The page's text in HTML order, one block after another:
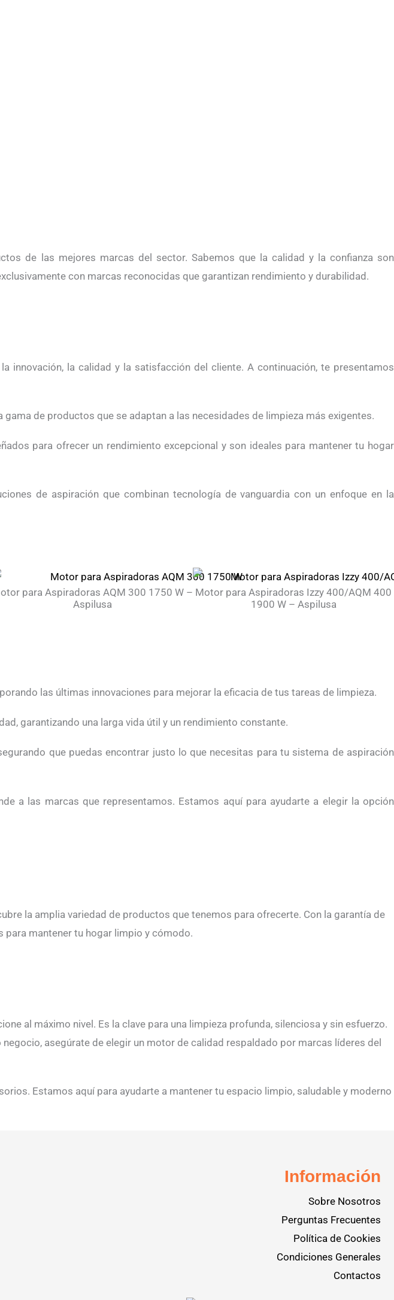
de las mejores marcas del sector. Sabemos que la calidad y la confianza son
con marcas reconocidas que garantizan rendimiento y durabilidad.
la calidad y la satisfacción del cliente. A continuación, te presentamos
de productos que se adaptan a las necesidades de limpieza más exigentes.
para ofrecer un rendimiento excepcional y son ideales para mantener tu hogar
de aspiración que combinan tecnología de vanguardia con un enfoque en la
para Aspiradoras AQM 300 1750 W –
Aspilusa
Motor para Aspiradoras Izzy 400/AQM 400
1900 W – Aspilusa
las últimas innovaciones para mejorar la eficacia de tus tareas de limpieza.
garantizando una larga vida útil y un rendimiento constante.
que puedas encontrar justo lo que necesitas para tu sistema de aspiración
a las marcas que representamos. Estamos aquí para ayudarte a elegir la opción
la amplia variedad de productos que tenemos para ofrecerte. Con la garantía de
para mantener tu hogar limpio y cómodo.
al máximo nivel. Es la clave para una limpieza profunda, silenciosa y sin esfuerzo.
asegúrate de elegir un motor de calidad respaldado por marcas líderes del
Estamos aquí para ayudarte a mantener tu espacio limpio, saludable y moderno
Información
Sobre Nosotros
Perguntas Frecuentes
Política de Cookies
Condiciones Generales
Contactos